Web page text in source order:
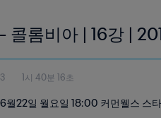
콜롬비아 | 16강 |
1시 40분 16초
월22일 월요일 18:00 커먼웰스 스